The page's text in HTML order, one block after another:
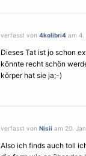
verfasst von 4kolibri4 am 4.
Dieses Tat ist jo schon
könnte recht schön
körper hat sie ja;-)
verfasst von Nisii am 20.
Also ich finds auch toll